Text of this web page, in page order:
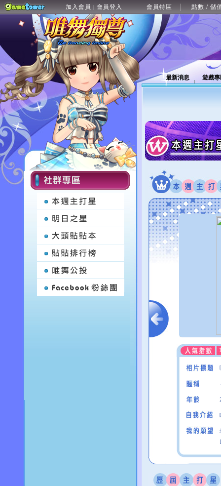
加入會員 | 會員登入 會員特區 點數 / 儲
最新消息 遊戲